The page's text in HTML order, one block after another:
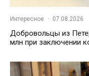
Интересное · 07.08.2026
Добровольцы из
млн при заключении